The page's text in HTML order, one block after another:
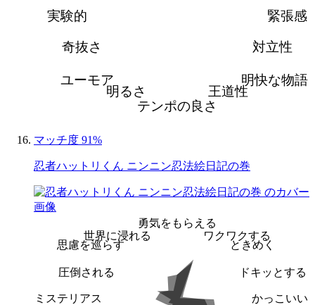
緊張感
対立性
明快な物語
王道性
テンポの良さ
明るさ
ユーモア
奇抜さ
実験的
マッチ度 91%
忍者ハットリくん ニンニン忍法絵日記の巻
勇気をもらえる
ワクワクする
ときめく
ドキッとする
かっこいい
ミステリアス
圧倒される
思慮を巡らす
世界に浸れる